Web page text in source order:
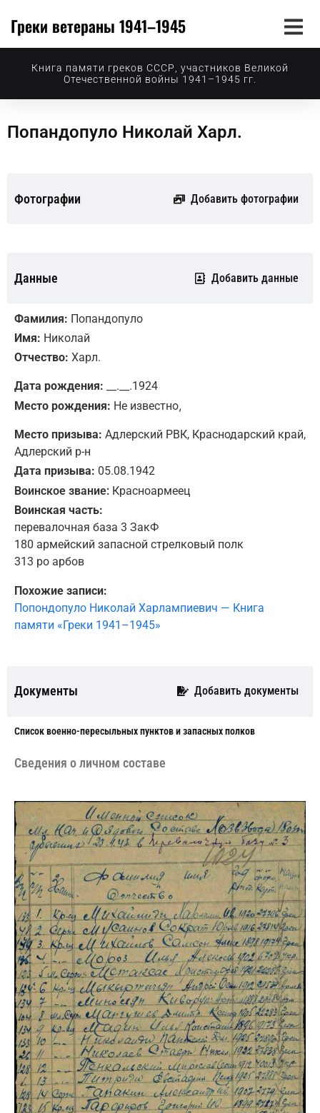
Греки ветераны 1941–1945
Книга памяти греков СССР, участников Великой
Отечественной войны 1941–1945 гг.
Попандопуло Николай Харл.
Фотографии Добавить фотографии
Данные Добавить данные
Фамилия: Попандопуло
Имя: Николай
Отчество: Харл.
Дата рождения: __.__.1924
Место рождения: Не известно,
Место призыва: Адлерский РВК, Краснодарский край,
Адлерский р-н
Дата призыва: 05.08.1942
Воинское звание: Красноармеец
Воинская часть:
перевалочная база 3 ЗакФ
180 армейский запасной стрелковый полк
313 ро арбов
Похожие записи:
Попондопуло Николай Харлампиевич — Книга
памяти «Греки 1941–1945»
Документы Добавить документы
Cписок военно-пересыльных пунктов и запасных полков
Сведения о личном составе